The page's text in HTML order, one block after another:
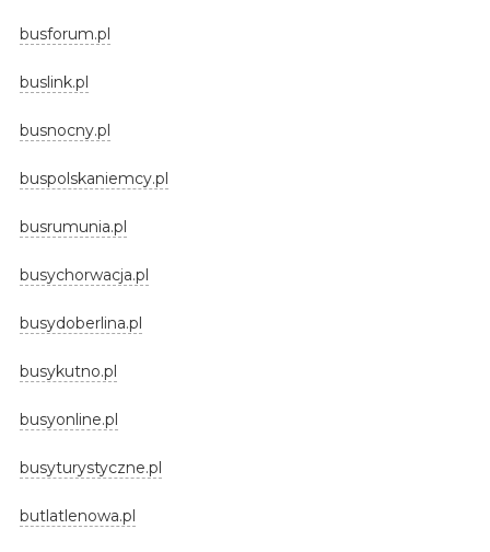
busforum.pl
buslink.pl
busnocny.pl
buspolskaniemcy.pl
busrumunia.pl
busychorwacja.pl
busydoberlina.pl
busykutno.pl
busyonline.pl
busyturystyczne.pl
butlatlenowa.pl